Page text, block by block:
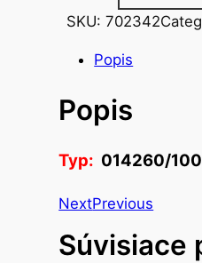
o
ž
s
v
o
i
x
t
SKU: 702342
Popis
Popis
Typ: 014260/
NextPrevious
Súvisiace